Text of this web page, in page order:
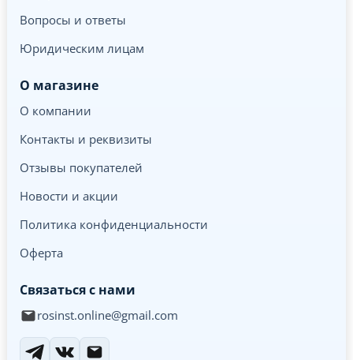
Вопросы и ответы
Юридическим лицам
О магазине
О компании
Контакты и реквизиты
Отзывы покупателей
Новости и акции
Политика конфиденциальности
Оферта
Связаться с нами
rosinst.online@gmail.com